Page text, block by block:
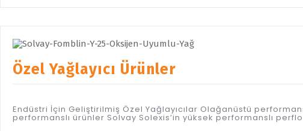
Özel Yağlayıcı Ürünler
Endüstri İçin Geliştirilmiş Özel Yağlayıcılar Olağanüstü
performanslı ürünler Solvay Solexis’in yüksek performanslı